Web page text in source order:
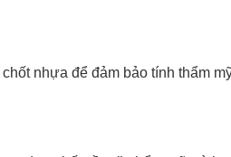
nhựa để đảm bảo tính thẩm